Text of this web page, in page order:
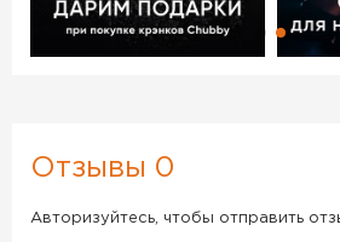
Отзывы 0
Авторизуйтесь, чтобы отправить